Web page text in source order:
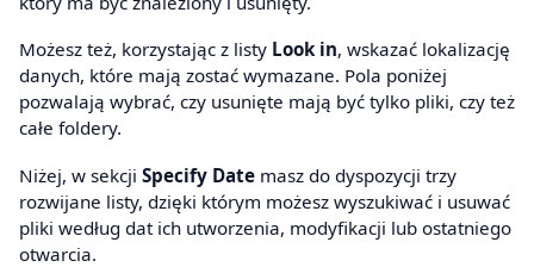
Możesz też, korzystając z listy Look in, wskazać lokalizację
danych, które mają zostać wymazane. Pola poniżej
pozwalają wybrać, czy usunięte mają być tylko pliki, czy też
całe foldery.
Niżej, w sekcji Specify Date masz do dyspozycji trzy
rozwijane listy, dzięki którym możesz wyszukiwać i usuwać
pliki według dat ich utworzenia, modyfikacji lub ostatniego
otwarcia.